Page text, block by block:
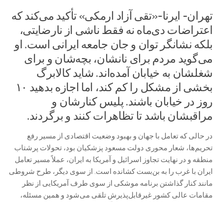
تهران- ایرنا-«تقی آزاد ارمکی» تأکید می‌کند که
اعتراضات دی‌ماه نه فقط ناشی از نارضایتی،
بلکه نشانگر توان و جان جامعه ایرانی است. او
می‌گوید مردم برای نانشان، بچه‌شان و برای
شغلشان به خیابان آمده‌اند. شاید کالابرگ
بخشی از مشکل را کم کند، اما اجازه بدهید ۱۰
روز در خیابان باشند. پلیس کنارشان و
مراقبشان باشد تا تظاهرات کنند و برگردند.
در حالی که تعامل با جهان و بهبود وضعیت اقتصادی از مسیر رفع
تحریم‌ها، شعار محوری دولت مسعود پزشکیان بود، تحولات پرشتاب
منطقه و در نهایت تجاوز اسرائیل و آمریکا به ایران، عملاً مسیر تعامل
ایران با غرب را به بن‌بست کشانده است. از سوی دیگر، طرح شروطی
مانند کنار گذاشتن برنامه موشکی از سوی طرف آمریکایی از نظر
مقامات عالی کشور غیرقابل‌پذیرش تلقی می‌شود و همین مسئله،